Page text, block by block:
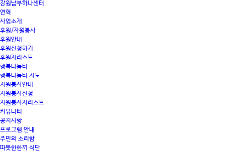
강원남부하나센터
연혁
사업소개
후원/자원봉사
후원안내
후원신청하기
후원자리스트
행복나눔터
행복나눔터 지도
자원봉사안내
자원봉사신청
자원봉사자리스트
커뮤니티
공지사항
프로그램 안내
주민의 소리함
따뜻한한끼 식단